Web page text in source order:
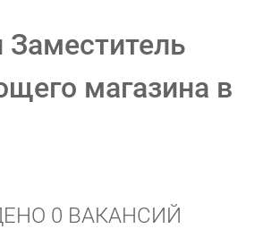
Заместитель
магазина в
0 ВАКАНСИЙ